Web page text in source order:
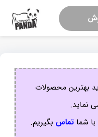
بهترین محصولات
نماید.
با شماتماس بگیریم.